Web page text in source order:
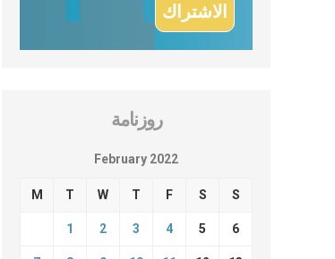
روزنامة
February 2022
M T W T F S S
1 2 3 4 5 6